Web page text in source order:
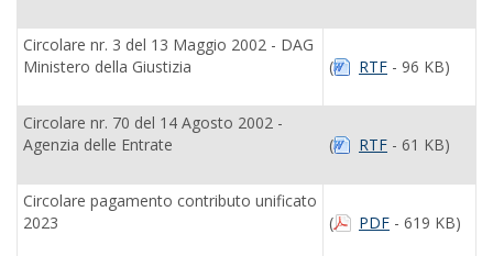
Circolare nr. 3 del 13 Maggio 2002 - DAG
Ministero della Giustizia
( RTF - 96 KB)
Circolare nr. 70 del 14 Agosto 2002 -
Agenzia delle Entrate
( RTF - 61 KB)
Circolare pagamento contributo unificato
2023
( PDF - 619 KB)